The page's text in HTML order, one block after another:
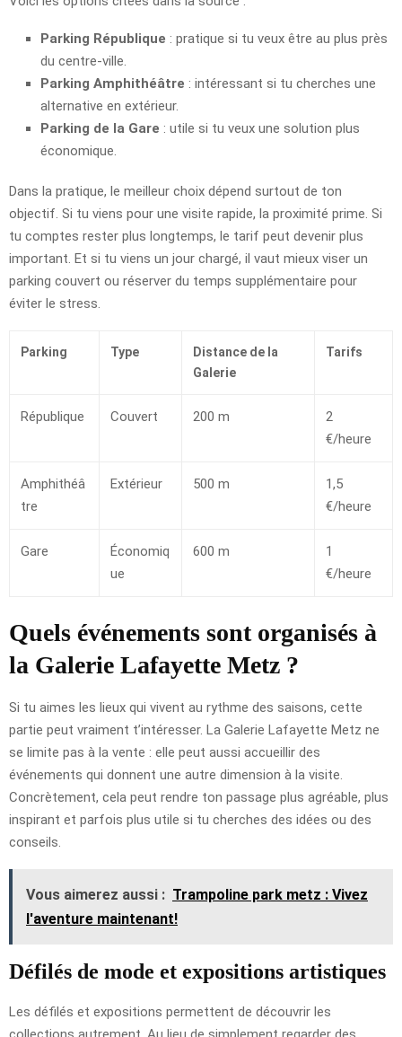
Parking République : pratique si tu veux être au plus près
du centre-ville.
Parking Amphithéâtre : intéressant si tu cherches une
alternative en extérieur.
Parking de la Gare : utile si tu veux une solution plus
économique.
Dans la pratique, le meilleur choix dépend surtout de ton
objectif. Si tu viens pour une visite rapide, la proximité prime. Si
tu comptes rester plus longtemps, le tarif peut devenir plus
important. Et si tu viens un jour chargé, il vaut mieux viser un
parking couvert ou réserver du temps supplémentaire pour
éviter le stress.
Parking Type
Distance de la
Galerie
Tarifs
République Couvert 200 m
2
€/heure
Amphithéâ
tre
Extérieur 500 m
1,5
€/heure
Gare
Économiq
ue
600 m
1
€/heure
Quels événements sont organisés à
la Galerie Lafayette Metz ?
Si tu aimes les lieux qui vivent au rythme des saisons, cette
partie peut vraiment t’intéresser. La Galerie Lafayette Metz ne
se limite pas à la vente : elle peut aussi accueillir des
événements qui donnent une autre dimension à la visite.
Concrètement, cela peut rendre ton passage plus agréable, plus
inspirant et parfois plus utile si tu cherches des idées ou des
conseils.
Vous aimerez aussi : Trampoline park metz : Vivez
l'aventure maintenant!
Défilés de mode et expositions artistiques
Les défilés et expositions permettent de découvrir les